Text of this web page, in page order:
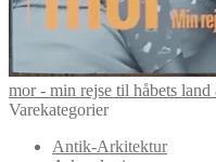
mor - min rejse til håbets
Varekategorier
Antik-Arkitektur